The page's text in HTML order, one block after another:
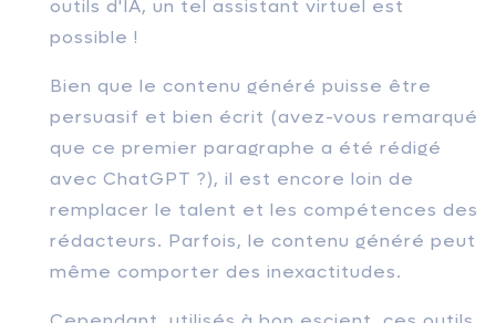
outils d'IA, un tel assistant virtuel est
possible !
Bien que le contenu généré puisse être
persuasif et bien écrit (avez-vous remarqué
que ce premier paragraphe a été rédigé
avec ChatGPT ?), il est encore loin de
remplacer le talent et les compétences des
rédacteurs. Parfois, le contenu généré peut
même comporter des inexactitudes.